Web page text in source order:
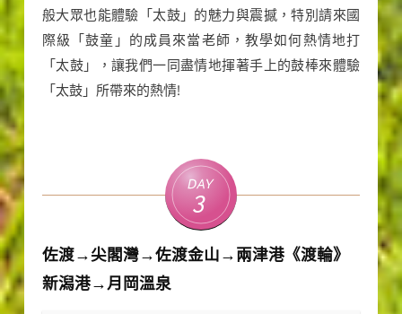
般大眾也能體驗「太鼓」的魅力與震撼，特別請來國
際級「鼓童」的成員來當老師，教學如何熱情地打
「太鼓」，讓我們一同盡情地揮著手上的鼓棒來體驗
「太鼓」所帶來的熱情!
Day
3
佐渡→尖閣灣→佐渡金山→兩津港《渡輪》
新潟港→月岡溫泉